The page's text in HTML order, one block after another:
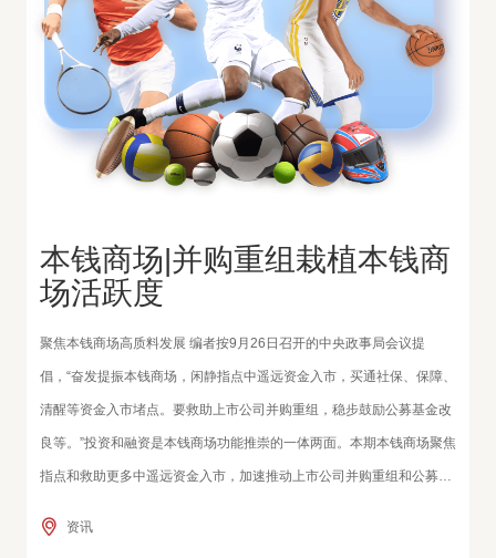
本钱商场|并购重组栽植本钱商
场活跃度
聚焦本钱商场高质料发展 编者按9月26日召开的中央政事局会议提
倡，“奋发提振本钱商场，闲静指点中遥远资金入市，买通社保、保障、
清醒等资金入市堵点。要救助上市公司并购重组，稳步鼓励公募基金改
良等。”投资和融资是本钱商场功能推崇的一体两面。本期本钱商场聚焦
指点和救助更多中遥远资金入市，加速推动上市公司并购重组和公募基
资讯